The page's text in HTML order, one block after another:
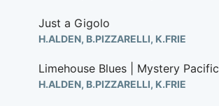
Just a Gigolo
H.ALDEN, B.PIZZARELLI, K.FRIE
Limehouse Blues | Mystery Pacific
H.ALDEN, B.PIZZARELLI, K.FRIE